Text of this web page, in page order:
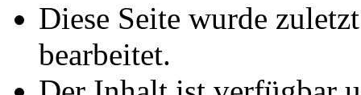
Diese Seite wurde
bearbeitet.